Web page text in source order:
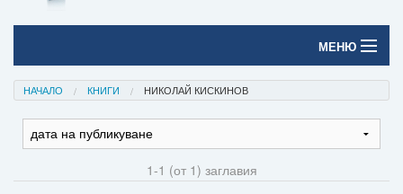
МЕНЮ
Начало
Печатни книги
НАЧАЛО КНИГИ НИКОЛАЙ КИСКИНОВ
1-1 (от 1) заглавия